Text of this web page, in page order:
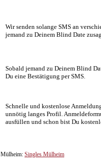
Wir senden solange SMS an
jemand zu Deinem Blind Date
Sobald jemand zu Deinem Blind
Du eine Bestätigung per SMS.
Schnelle und kostenlose
unnötig langes Profil.
ausfüllen und schon bist Du
Mülheim: Singles Mülheim